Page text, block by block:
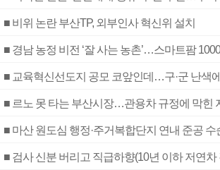
■ 비위 논란 부산TP, 외부인사 혁신위 설치
■ 경남 농정 비전 ‘잘 사는 농촌’…스마트팜
■ 교육혁신선도지 공모 코앞인데…구·군 난색에
■ 르노 못 타는 부산시장…관용차 규정에 막힌
■ 마산 원도심 행정·주거복합단지 연내 준공 수